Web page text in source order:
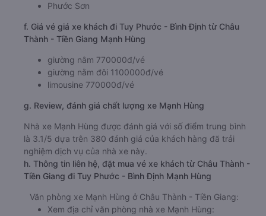
Phước Sơn
f. Giá vé giá xe khách đi Tuy Phước - Bình Định từ Châu
Thành - Tiền Giang Mạnh Hùng
giường nằm 770000đ/vé
giường nằm đôi 1100000đ/vé
limousine 770000đ/vé
g. Review, đánh giá chất lượng xe Mạnh Hùng
Nhà xe Mạnh Hùng được đánh giá với số điểm trung bình
là 3.1/5 dựa trên 380 đánh giá của khách hàng đã trải
nghiệm dịch vụ của nhà xe này.
h. Thông tin liên hệ, đặt mua vé xe khách từ Châu Thành -
Tiền Giang đi Tuy Phước - Bình Định Mạnh Hùng
Văn phòng xe Mạnh Hùng ở Châu Thành - Tiền Giang:
Xem địa chỉ văn phòng nhà xe Mạnh Hùng: